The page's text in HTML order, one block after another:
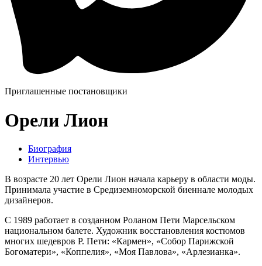
Приглашенные постановщики
Орели Лион
Биография
Интервью
В возрасте 20 лет Орели Лион начала карьеру в области моды.
Принимала участие в Средиземноморской биеннале молодых
дизайнеров.
С 1989 работает в созданном Роланом Пети Марсельском
национальном балете. Художник восстановления костюмов
многих шедевров Р. Пети: «Кармен», «Собор Парижской
Богоматери», «Коппелия», «Моя Павлова», «Арлезианка».